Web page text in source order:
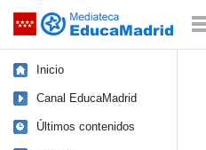
Saltar navegación
Inicio
Canal EducaMadrid
Últimos contenidos